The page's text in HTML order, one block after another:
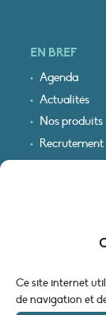
Ce site internet
de navigation et
EN BREF
Agenda
Actualités
Nos produits
Recrutement
Mentions
Politique de